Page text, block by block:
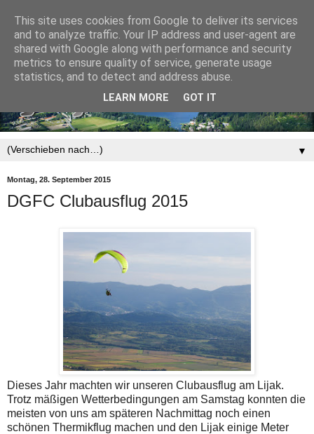
▼
Montag, 28. September 2015
DGFC Clubausflug 2015
Dieses Jahr machten wir unseren Clubausflug am Lijak.
Trotz mäßigen Wetterbedingungen am Samstag konnten die
meisten von uns am späteren Nachmittag noch einen
schönen Thermikflug machen und den Lijak einige Meter
This site uses cookies from Google to deliver its services
and to analyze traffic. Your IP address and user-agent are
shared with Google along with performance and security
metrics to ensure quality of service, generate usage
statistics, and to detect and address abuse.
LEARN MORE GOT IT